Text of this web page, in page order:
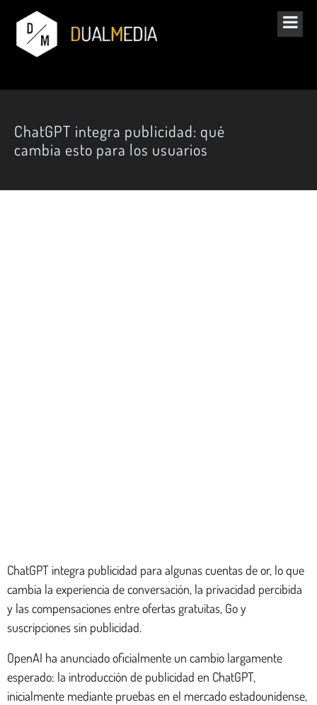
ChatGPT integra publicidad: qué
cambia esto para los usuarios
ChatGPT integra publicidad para algunas cuentas de or, lo que
cambia la experiencia de conversación, la privacidad percibida
y las compensaciones entre ofertas gratuitas, Go y
suscripciones sin publicidad.
OpenAI ha anunciado oficialmente un cambio largamente
esperado: la introducción de publicidad en ChatGPT,
inicialmente mediante pruebas en el mercado estadounidense,